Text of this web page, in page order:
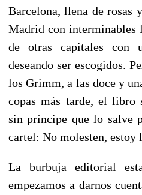
Barcelona, llena de rosas
Madrid con interminables
de otras capitales con
deseando ser escogidos.
los Grimm, a las doce y
copas más tarde, el libro
sin príncipe que lo salve
cartel: No molesten, estoy
La burbuja editorial
empezamos a darnos